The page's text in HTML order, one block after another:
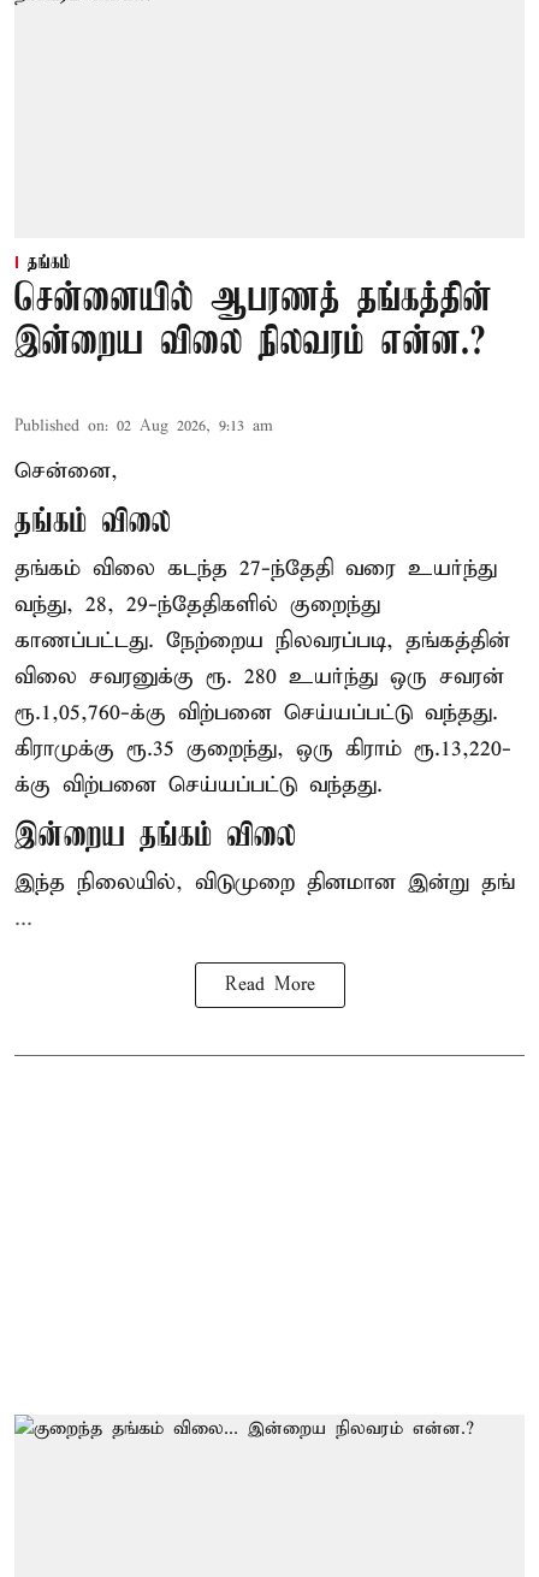
தங்கம்
சென்னையில் ஆபரணத் தங்கத்தின்
இன்றைய விலை நிலவரம் என்ன.?
Published on: 02 Aug 2026, 9:13 am
சென்னை,
தங்கம் விலை
தங்கம் விலை கடந்த 27-ந்தேதி வரை உயர்ந்து
வந்து, 28, 29-ந்தேதிகளில் குறைந்து
காணப்பட்டது. நேற்றைய நிலவரப்படி, தங்கத்தின்
விலை சவரனுக்கு ரூ. 280 உயர்ந்து ஒரு சவரன்
ரூ.1,05,760-க்கு விற்பனை செய்யப்பட்டு வந்தது.
கிராமுக்கு ரூ.35 குறைந்து, ஒரு கிராம் ரூ.13,220-
க்கு விற்பனை செய்யப்பட்டு வந்தது.
இன்றைய தங்கம் விலை
இந்த நிலையில், விடுமுறை தினமான இன்று தங்
...
Read More